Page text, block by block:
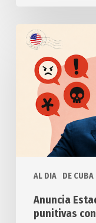
AL DIA DE CUBA
Anuncia
Estados
Unidos
medidas
punitivas
Anuncia
punitivas